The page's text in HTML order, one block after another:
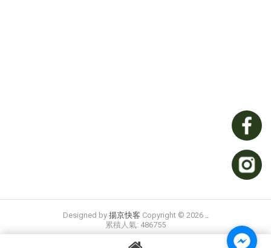
Designed by 揚京快客 Copyright © 2026
累積人氣: 486755